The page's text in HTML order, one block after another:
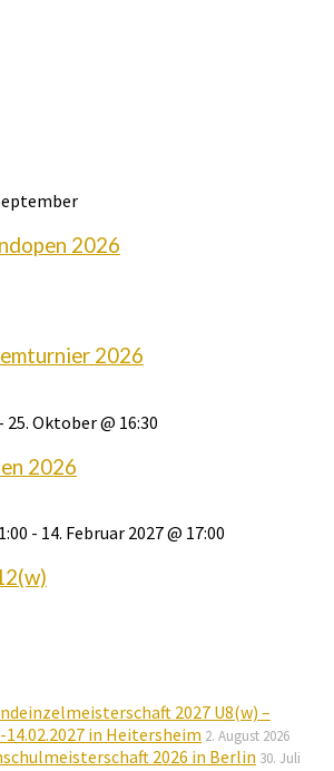
2026
2026
- 25. Oktober @ 16:30
2026
- 14. Februar 2027 @ 17:00
2027 U8(w) –
14.02.2027 in Heitersheim 2. August 2026
2026 in Berlin 30. Juli